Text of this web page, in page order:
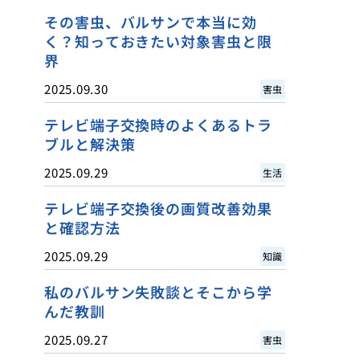
その害虫、バルサンで本当に効
く？知っておきたい対象害虫と限
界
2025.09.30 害虫
テレビ端子交換時のよくあるトラ
ブルと解決策
2025.09.29 生活
テレビ端子交換後の画質改善効果
と確認方法
2025.09.29 知識
私のバルサン失敗談とそこから学
んだ教訓
2025.09.27 害虫